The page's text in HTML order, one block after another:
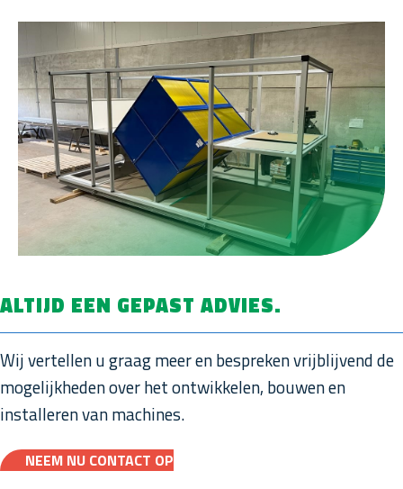
ALTIJD EEN GEPAST ADVIES.
Wij vertellen u graag meer en bespreken vrijblijvend de
mogelijkheden over het ontwikkelen, bouwen en
installeren van machines.
NEEM NU CONTACT OP